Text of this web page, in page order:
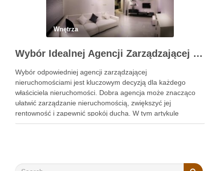
Wnętrza
Wybór Idealnej Agencji Zarządzającej Nieruchomościami: Kompleksowy Przewodnik
Wybór odpowiedniej agencji zarządzającej
nieruchomościami jest kluczowym decyzją dla każdego
właściciela nieruchomości. Dobra agencja może znacząco
ułatwić zarządzanie nieruchomością, zwiększyć jej
rentowność i zapewnić spokój ducha. W tym artykule
przedstawimy, jak wybrać najlepszą agencję, szczególnie w